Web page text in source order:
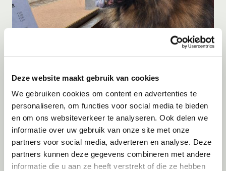
Deze website maakt gebruik van cookies
We gebruiken cookies om content en advertenties te
personaliseren, om functies voor social media te bieden
en om ons websiteverkeer te analyseren. Ook delen we
informatie over uw gebruik van onze site met onze
partners voor social media, adverteren en analyse. Deze
partners kunnen deze gegevens combineren met andere
informatie die u aan ze heeft verstrekt of die ze hebben
Kyan